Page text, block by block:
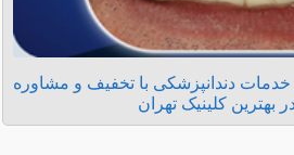
خدمات دندانپزشکی با تخفیف و مشاوره
بهترین کلینیک تهران